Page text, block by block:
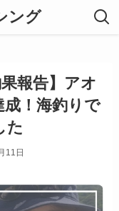
ング
報告】アオ
成！海釣りで
た
11日